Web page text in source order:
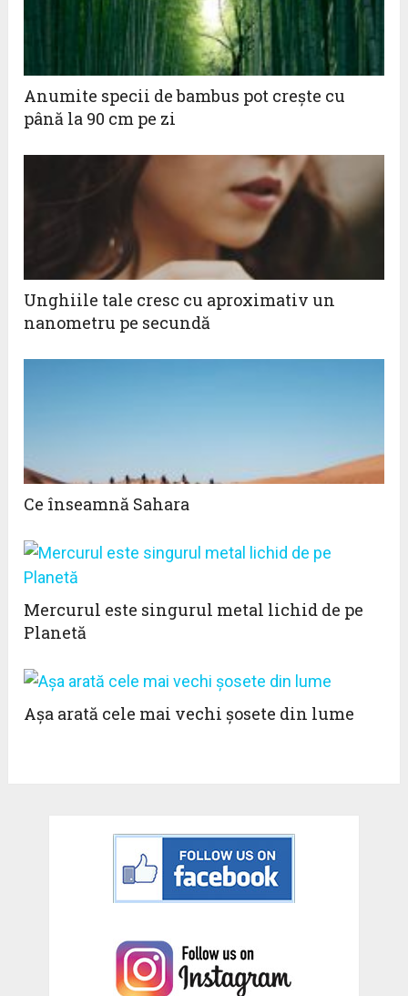
Anumite specii de bambus pot creşte cu
până la 90 cm pe zi
Unghiile tale cresc cu aproximativ un
nanometru pe secundă
Ce înseamnă Sahara
Mercurul este singurul metal lichid de pe
Planetă
Așa arată cele mai vechi șosete din lume